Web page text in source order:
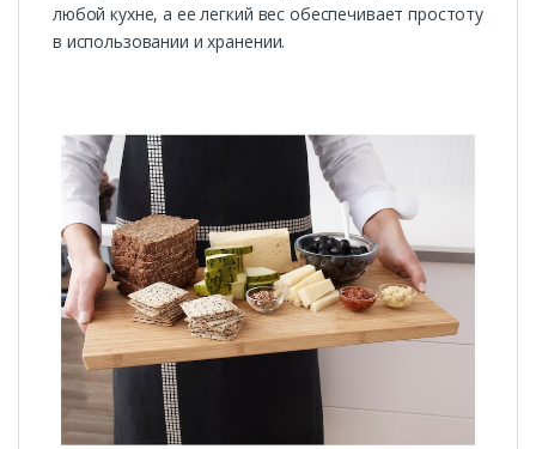
любой кухне, а ее легкий вес обеспечивает простоту
в использовании и хранении.